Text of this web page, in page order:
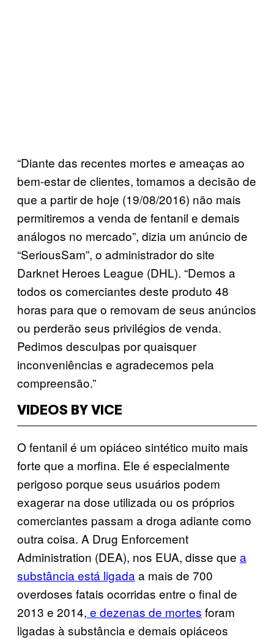
“Diante das recentes mortes e ameaças ao
bem-estar de clientes, tomamos a decisão de
que a partir de hoje (19/08/2016) não mais
permitiremos a venda de fentanil e demais
análogos no mercado”, dizia um anúncio de
“SeriousSam”, o administrador do site
Darknet Heroes League (DHL). “Demos a
todos os comerciantes deste produto 48
horas para que o removam de seus anúncios
ou perderão seus privilégios de venda.
Pedimos desculpas por quaisquer
inconveniências e agradecemos pela
compreensão.”
VIDEOS BY VICE
O fentanil é um opiáceo sintético muito mais
forte que a morfina. Ele é especialmente
perigoso porque seus usuários podem
exagerar na dose utilizada ou os próprios
comerciantes passam a droga adiante como
outra coisa. A Drug Enforcement
Administration (DEA), nos EUA, disse que a
substância está ligada a mais de 700
overdoses fatais ocorridas entre o final de
2013 e 2014, e dezenas de mortes foram
ligadas à substância e demais opiáceos